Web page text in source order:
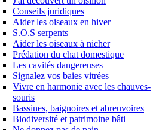
Conseils juridiques
Aider les oiseaux en hiver
S.O.S serpents
Aider les oiseaux à nicher
Prédation du chat domestique
Les cavités dangereuses
Signalez vos baies vitrées
Vivre en harmonie avec les chauves-
souris
Bassines, baignoires et abreuvoires
Biodiversité et patrimoine bâti